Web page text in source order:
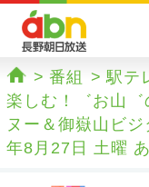
ホーム
番組 駅テ
楽しむ！゛お山
ヌー＆御嶽山ビ
年8月27日 土曜